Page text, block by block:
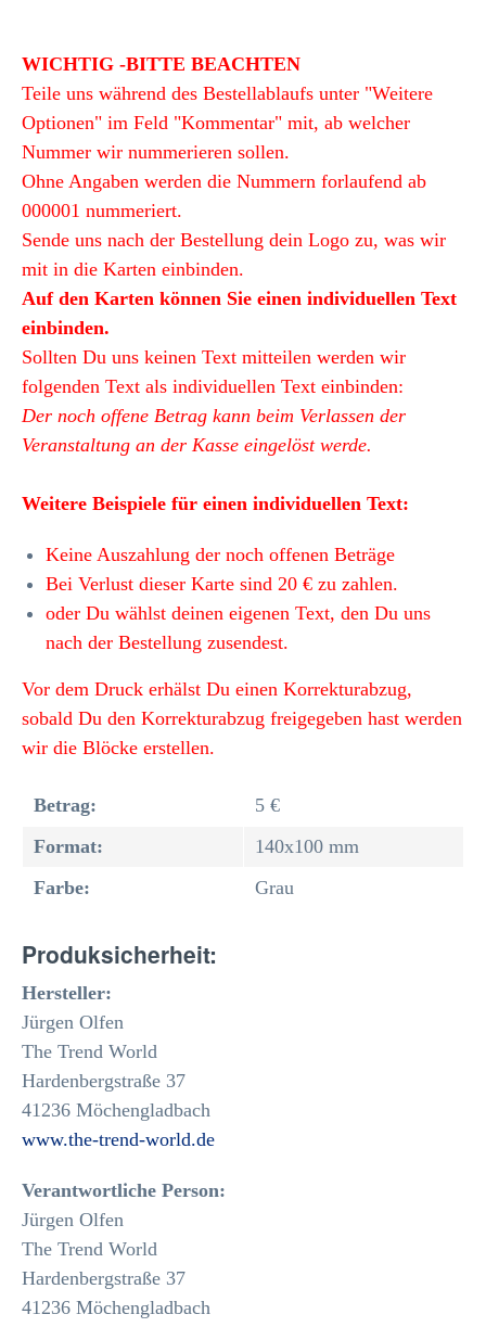
WICHTIG -BITTE BEACHTEN
Teile uns während des Bestellablaufs unter "Weitere
Optionen" im Feld "Kommentar" mit, ab welcher
Nummer wir nummerieren sollen.
Ohne Angaben werden die Nummern forlaufend ab
000001 nummeriert.
Sende uns nach der Bestellung dein Logo zu, was wir
mit in die Karten einbinden.
Auf den Karten können Sie einen individuellen Text
einbinden.
Sollten Du uns keinen Text mitteilen werden wir
folgenden Text als individuellen Text einbinden:
Der noch offene Betrag kann beim Verlassen der
Veranstaltung an der Kasse eingelöst werde.
Weitere Beispiele für einen individuellen Text:
Keine Auszahlung der noch offenen Beträge
Bei Verlust dieser Karte sind 20 € zu zahlen.
oder Du wählst deinen eigenen Text, den Du uns
nach der Bestellung zusendest.
Vor dem Druck erhälst Du einen Korrekturabzug,
sobald Du den Korrekturabzug freigegeben hast werden
wir die Blöcke erstellen.
Betrag:
5 €
Format:
140x100 mm
Farbe:
Grau
Produksicherheit:
Hersteller:
Jürgen Olfen
The Trend World
Hardenbergstraße 37
41236 Möchengladbach
www.the-trend-world.de
Verantwortliche Person:
Jürgen Olfen
The Trend World
Hardenbergstraße 37
41236 Möchengladbach